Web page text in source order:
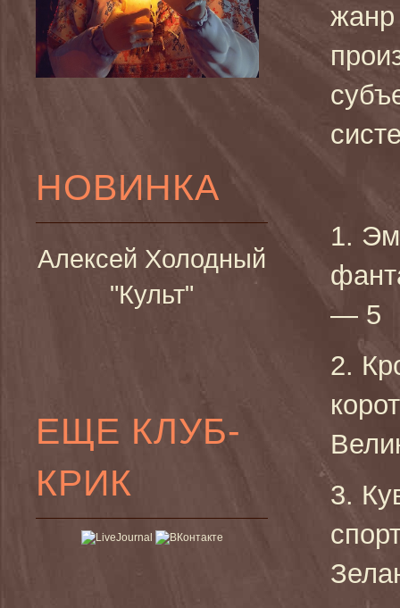
НОВИНКА
Алексей Холодный
"Культ"
ЕЩЕ КЛУБ-
КРИК
жанр
1.
— 5
2.
3.